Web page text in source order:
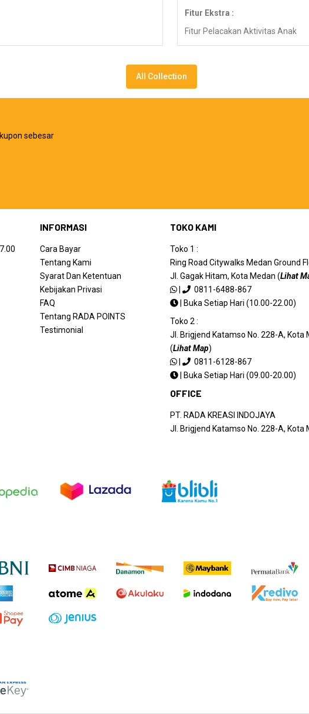
Fitur Ekstra :
Fitur Pelacakan Aktivitas Anak
All Collection
sebesar
INFORMASI
Cara Bayar
Tentang Kami
Syarat Dan Ketentuan
Kebijakan Privasi
FAQ
Tentang RADA POINTS
Testimonial
TOKO KAMI
Toko 1 :
Ring Road Citywalks Medan Ground
Jl. Gagak Hitam, Kota Medan (Lihat
|
0811-6488-867
|
Buka Setiap Hari (10.00-22.00)
Toko 2 :
Jl. Brigjend Katamso No. 228-A, Kota
(Lihat Map)
|
0811-6128-867
|
Buka Setiap Hari (09.00-20.00)
OFFICE
PT. RADA KREASI INDOJAYA
Jl. Brigjend Katamso No. 228-A, Kota